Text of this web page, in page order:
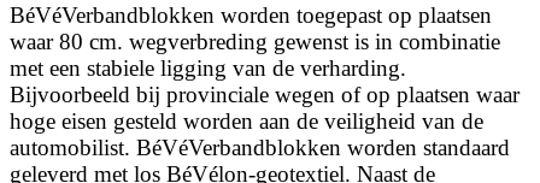
BéVéVerbandblokken worden toegepast op plaatsen
waar 80 cm. wegverbreding gewenst is in combinatie
met een stabiele ligging van de verharding.
Bijvoorbeeld bij provinciale wegen of op plaatsen waar
hoge eisen gesteld worden aan de veiligheid van de
automobilist. BéVéVerbandblokken worden standaard
geleverd met los BéVélon-geotextiel. Naast de